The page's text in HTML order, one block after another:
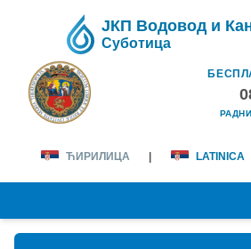
ЈКП Водовод и
Суботица
ЋИРИЛИЦА LATINICA